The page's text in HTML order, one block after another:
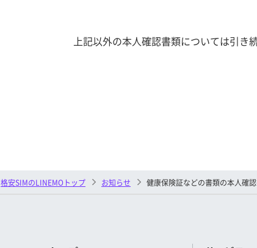
上記以外の本人確認書類については引き
格安SIMのLINEMOトップ お知らせ 健康保険証などの書類の本人確